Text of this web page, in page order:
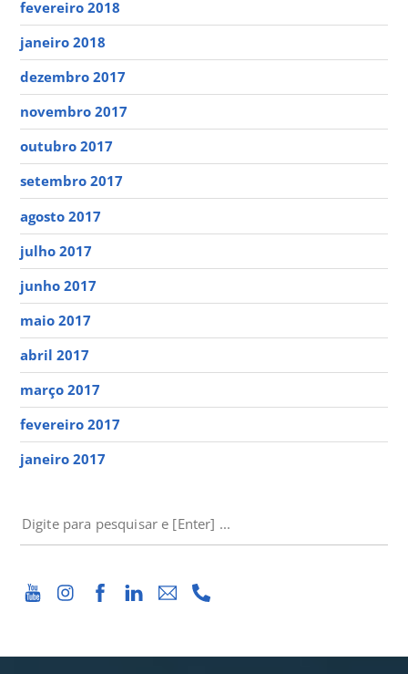
fevereiro 2018
janeiro 2018
dezembro 2017
novembro 2017
outubro 2017
setembro 2017
agosto 2017
julho 2017
junho 2017
maio 2017
abril 2017
março 2017
fevereiro 2017
janeiro 2017
PESQUISAR